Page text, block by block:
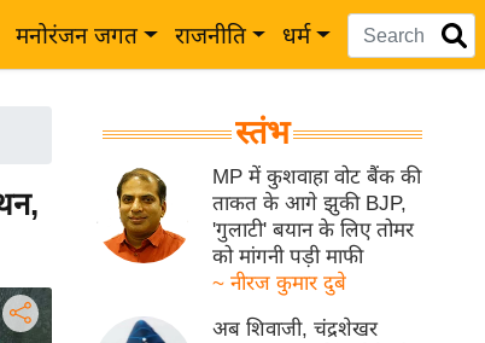
मनोरंजन जगत राजनीति धर्म
स्तंभ
MP में कुशवाहा वोट बैंक की
ताकत के आगे झुकी BJP,
'गुलाटी' बयान के लिए तोमर
को मांगनी पड़ी माफी
~ नीरज कुमार दुबे
अब शिवाजी, चंद्रशेखर